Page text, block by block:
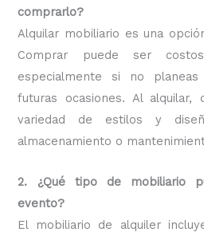
comprarlo?
Alquilar mobiliario es una
Comprar puede ser
especialmente si no
futuras ocasiones. Al alquilar,
variedad de estilos y
almacenamiento o
2. ¿Qué tipo de mobiliario
evento?
El mobiliario de alquiler